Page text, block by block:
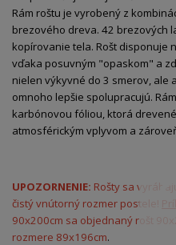
Rám roštu je vyrobený z
brezového dreva. 42 brezových
kopírovanie tela. Rošt disponuje
vďaka posuvným "opaskom" a
nielen výkyvné do 3 smerov, ale
omnoho lepšie spolupracujú.
karbónovou fóliou, ktorá
atmosférickým vplyvom a
UPOZORNENIE: Rošty sa
čistý vnútorný rozmer postele!
90x200cm sa objednaný rošt
rozmere 89x196cm.